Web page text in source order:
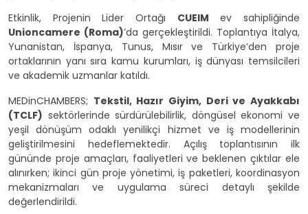
Etkinlik, Projenin Lider Ortağı CUEIM ev sahipliğinde
Unioncamere (Roma)’da gerçekleştirildi. Toplantıya İtalya,
Yunanistan, İspanya, Tunus, Mısır ve Türkiye’den proje
ortaklarının yanı sıra kamu kurumları, iş dünyası temsilcileri
ve akademik uzmanlar katıldı.
MEDinCHAMBERS; Tekstil, Hazır Giyim, Deri ve Ayakkabı
(TCLF) sektörlerinde sürdürülebilirlik, döngüsel ekonomi ve
yeşil dönüşüm odaklı yenilikçi hizmet ve iş modellerinin
geliştirilmesini hedeflemektedir. Açılış toplantısının ilk
gününde proje amaçları, faaliyetleri ve beklenen çıktılar ele
alınırken; ikinci gün proje yönetimi, iş paketleri, koordinasyon
mekanizmaları ve uygulama süreci detaylı şekilde
değerlendirildi.